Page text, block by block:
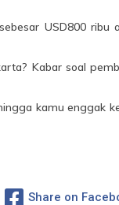
USD800 ribu
Kabar soal
kamu enggak
Share on